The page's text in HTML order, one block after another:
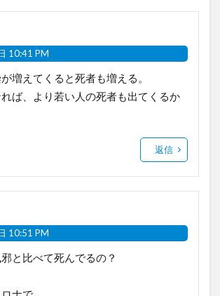
10:41 PM
増えてくると死者も増える。
ば、より若い人の死者も出てくるか
返信
10:51 PM
と比べて死んでるの？